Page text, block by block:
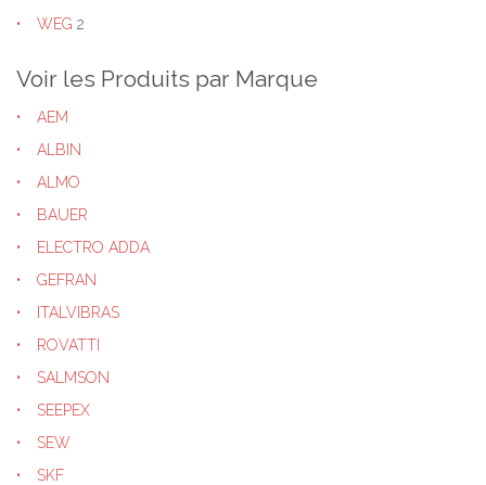
WEG 2
Voir les Produits par Marque
AEM
ALBIN
ALMO
BAUER
ELECTRO ADDA
GEFRAN
ITALVIBRAS
ROVATTI
SALMSON
SEEPEX
SEW
SKF